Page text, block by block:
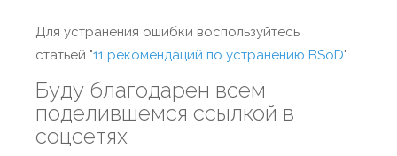
Для устранения ошибки воспользуйтесь
статьей "11 рекомендаций по устранению BSoD".
Буду благодарен всем
поделившемся ссылкой в
соцсетях